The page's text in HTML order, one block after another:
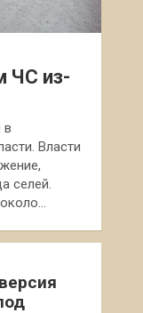
ЧС из-
в
Власти
селей.